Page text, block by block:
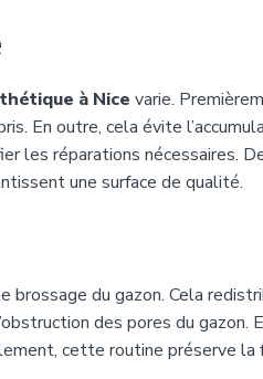
à Nice varie.
En outre, cela évite
les réparations nécessaires.
une surface de qualité.
du gazon. Cela
des pores du gazon.
cette routine préserve la